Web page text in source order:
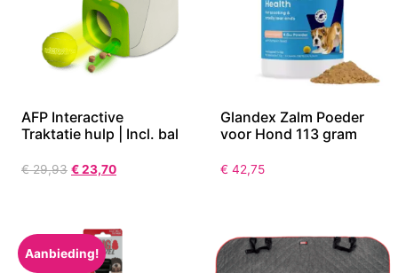
AFP Interactive
Traktatie hulp | Incl. bal
€29,93 €23,70
Glandex Zalm Poeder
voor Hond 113 gram
€ 42,75
Aanbieding!